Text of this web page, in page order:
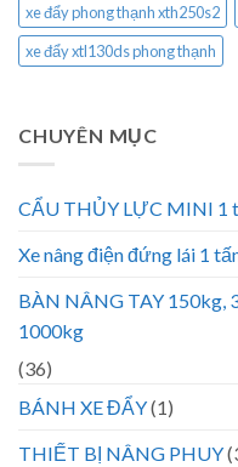
xe đẩy phong thạnh xth250s2
xe đẩy xtl130ds phong thạnh
CHUYÊN MỤC
CẨU THỦY LỰC MINI 1
Xe nâng điện đứng lái 1
BÀN NÂNG TAY 150kg,
1000kg
(36)
BÁNH XE ĐẨY(1)
THIẾT BỊ NÂNG PHUY